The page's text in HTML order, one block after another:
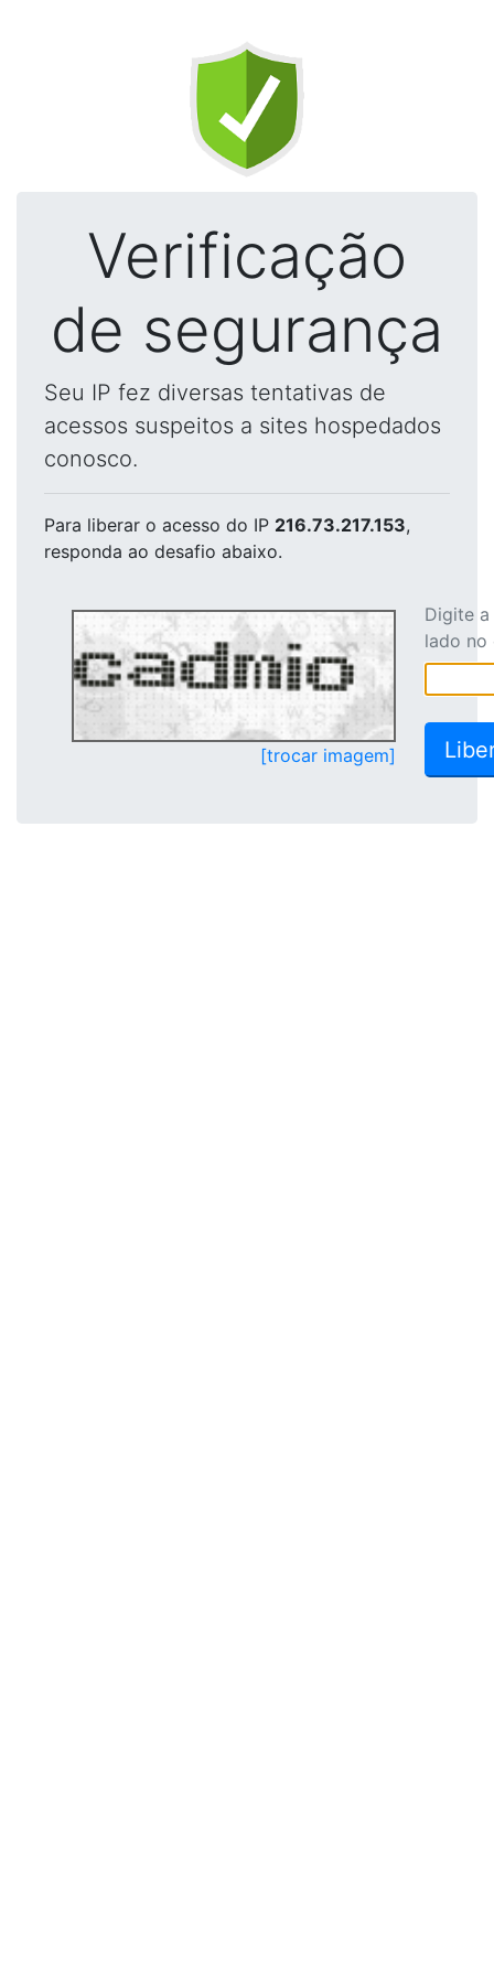
Verificação
de segurança
Seu IP fez diversas tentativas de
acessos suspeitos a sites hospedados
conosco.
Para liberar o acesso do IP 216.73.217.153,
responda ao desafio abaixo.
[trocar imagem]
Digite
lado no